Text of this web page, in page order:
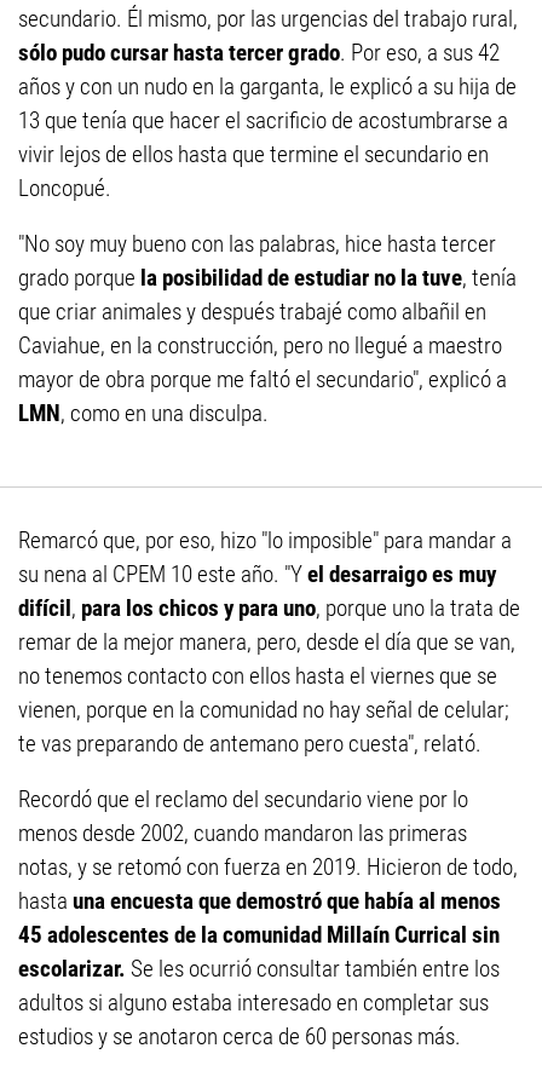
secundario. Él mismo, por las urgencias del trabajo rural,
sólo pudo cursar hasta tercer grado. Por eso, a sus 42
años y con un nudo en la garganta, le explicó a su hija de
13 que tenía que hacer el sacrificio de acostumbrarse a
vivir lejos de ellos hasta que termine el secundario en
Loncopué.
"No soy muy bueno con las palabras, hice hasta tercer
grado porque la posibilidad de estudiar no la tuve, tenía
que criar animales y después trabajé como albañil en
Caviahue, en la construcción, pero no llegué a maestro
mayor de obra porque me faltó el secundario", explicó a
LMN, como en una disculpa.
Remarcó que, por eso, hizo "lo imposible" para mandar a
su nena al CPEM 10 este año. "Yel desarraigo es muy
difícil, para los chicos y para uno, porque uno la trata de
remar de la mejor manera, pero, desde el día que se van,
no tenemos contacto con ellos hasta el viernes que se
vienen, porque en la comunidad no hay señal de celular;
te vas preparando de antemano pero cuesta", relató.
Recordó que el reclamo del secundario viene por lo
menos desde 2002, cuando mandaron las primeras
notas, y se retomó con fuerza en 2019. Hicieron de todo,
hasta una encuesta que demostró que había al menos
45 adolescentes de la comunidad Millaín Currical sin
escolarizar. Se les ocurrió consultar también entre los
adultos si alguno estaba interesado en completar sus
estudios y se anotaron cerca de 60 personas más.